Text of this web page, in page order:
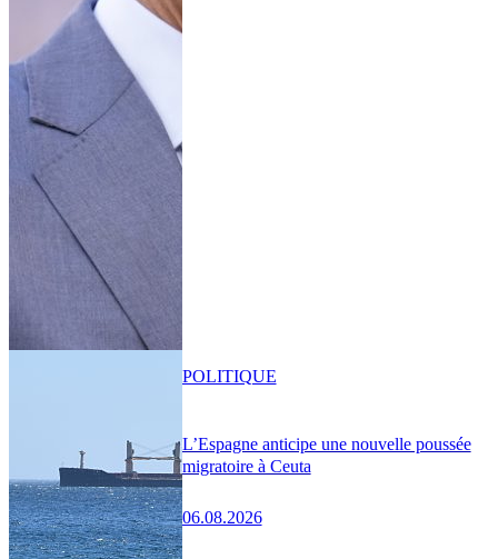
L’Espagne anticipe une nouvelle poussée
migratoire à Ceuta
06.08.2026
POLITIQUE